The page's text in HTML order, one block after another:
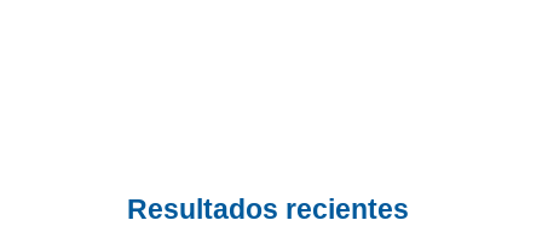
Resultados recientes